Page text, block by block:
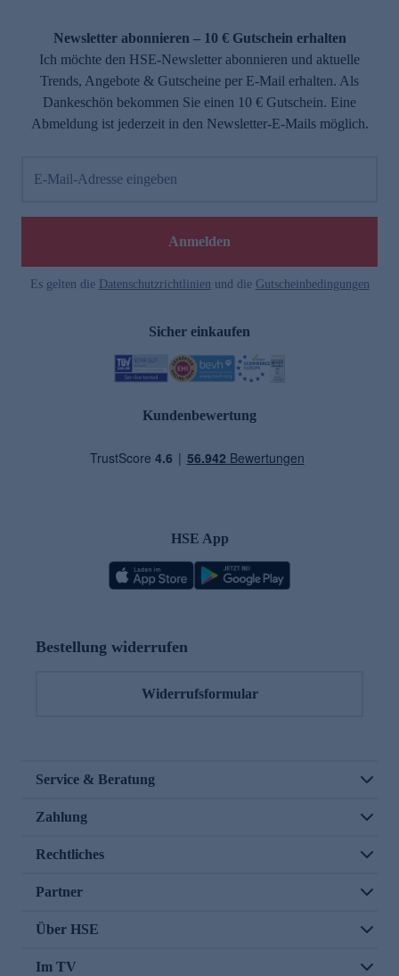
Newsletter abonnieren – 10 € Gutschein erhalten
Ich möchte den HSE-Newsletter abonnieren und aktuelle
Trends, Angebote & Gutscheine per E-Mail erhalten. Als
Dankeschön bekommen Sie einen 10 € Gutschein. Eine
Abmeldung ist jederzeit in den Newsletter-E-Mails möglich.
E-Mail-Adresse eingeben
Anmelden
Es gelten die Datenschutzrichtlinien und die Gutscheinbedingungen
Sicher einkaufen
Kundenbewertung
HSE App
Bestellung widerrufen
Widerrufsformular
Service & Beratung
Zahlung
Rechtliches
Partner
Über HSE
Im TV